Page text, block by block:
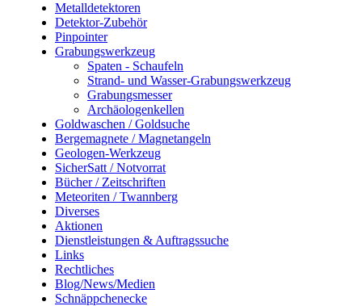
Metalldetektoren
Detektor-Zubehör
Pinpointer
Grabungswerkzeug
Spaten - Schaufeln
Strand- und Wasser-Grabungswerkzeug
Grabungsmesser
Archäologenkellen
Goldwaschen / Goldsuche
Bergemagnete / Magnetangeln
Geologen-Werkzeug
SicherSatt / Notvorrat
Bücher / Zeitschriften
Meteoriten / Twannberg
Diverses
Aktionen
Dienstleistungen & Auftragssuche
Links
Rechtliches
Blog/News/Medien
Schnäppchenecke